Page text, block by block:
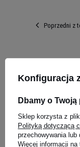
Bądź
od Hiro
Poprzedni z
Konfiguracja
Dbamy o
Sklep korzysta z
Polityką dotyczącą
przechowywania lub
Więcej informacji na